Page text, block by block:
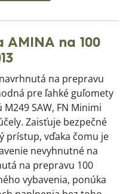
AMINA na 100
na prepravu
pre ľahké guľomety
SAW, FN Minimi
Zaisťuje bezpečné
prístup, vďaka čomu je
nevyhnutné na
na prepravu 100
vybavenia, ponúka